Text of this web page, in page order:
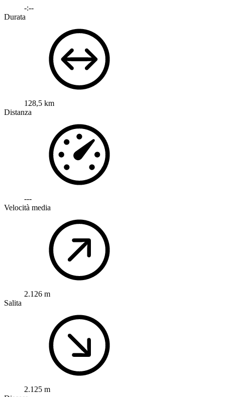
-:--
Durata
128,5 km
Distanza
---
Velocità media
2.126 m
Salita
2.125 m